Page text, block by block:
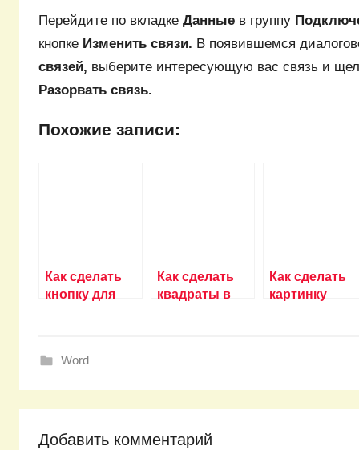
Перейдите по вкладке Данные в группу
кнопке Изменить связи. В появившемся
связей, выберите интересующую вас связь и
Разорвать связь.
Похожие записи:
Как сделать
кнопку для
Как сделать
квадраты в
Как сделать
картинку
Word
Добавить комментарий